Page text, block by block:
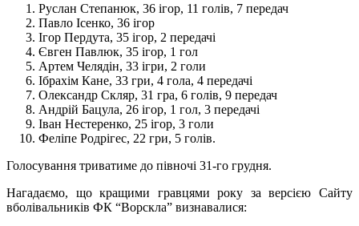
Руслан Степанюк, 36 ігор, 11 голів, 7 передач
Павло Ісенко, 36 ігор
Ігор Пердута, 35 ігор, 2 передачі
Євген Павлюк, 35 ігор, 1 гол
Артем Челядін, 33 ігри, 2 голи
Ібрахім Кане, 33 гри, 4 гола, 4 передачі
Олександр Скляр, 31 гра, 6 голів, 9 передач
Андрій Бацула, 26 ігор, 1 гол, 3 передачі
Іван Нестеренко, 25 ігор, 3 голи
Феліпе Родрігес, 22 гри, 5 голів.
Голосування триватиме до півночі 31-го грудня.
Нагадаємо, що кращими гравцями року за версією Сайту
вболівальників ФК “Ворскла” визнавалися: